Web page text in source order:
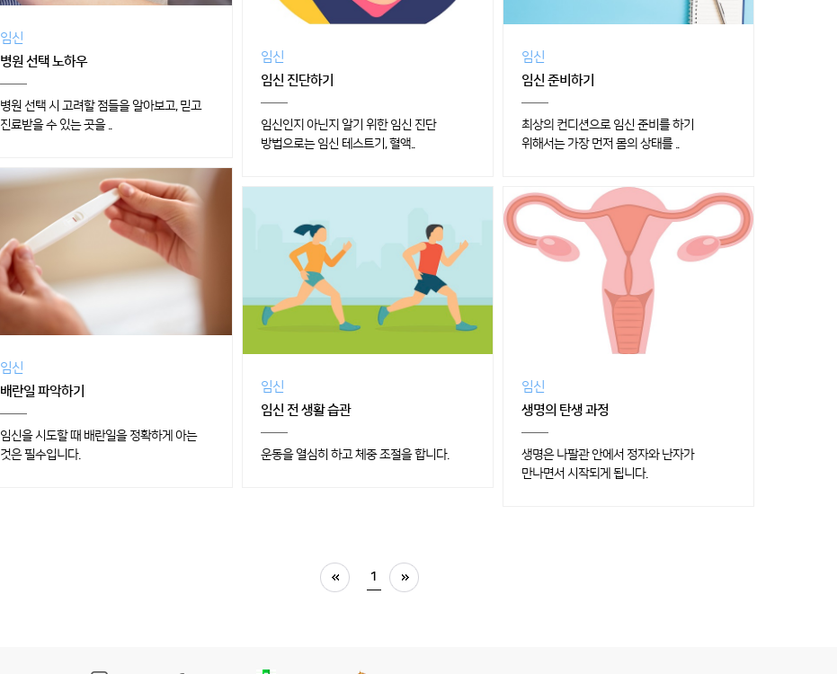
임신
병원 선택 노하우
병원 선택 시 고려할 점들을 알아보고, 믿고
진료받을 수 있는 곳을 ..
임신
임신 진단하기
임신인지 아닌지 알기 위한 임신 진단
방법으로는 임신 테스트기, 혈액..
임신
임신 준비하기
최상의 컨디션으로 임신 준비를 하기
위해서는 가장 먼저 몸의 상태를 ..
임신
배란일 파악하기
임신을 시도할 때 배란일을 정확하게 아는
것은 필수입니다.
임신
임신 전 생활 습관
운동을 열심히 하고 체중 조절을 합니다.
임신
생명의 탄생 과정
생명은 나팔관 안에서 정자와 난자가
만나면서 시작되게 됩니다.
1